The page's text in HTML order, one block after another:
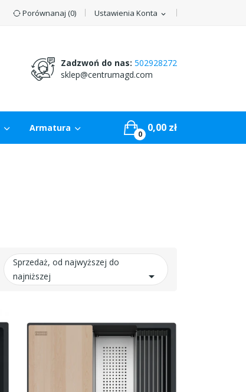
Ustawienia Konta expand_more
Porównanaj (0)
0
0,00 zł
Zadzwoń do nas: 502928272
sklep@centrumagd.com
Armatura
Sprzedaż, od najwyższej do
najniższej
